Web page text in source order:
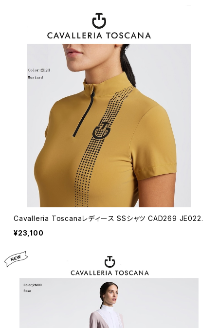
Cavalleria Toscanaレディース SSシャツ CAD269 JE022.
¥23,100